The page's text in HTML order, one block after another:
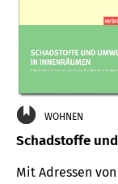
WOHNEN
Schadstoffe
Mit Adressen